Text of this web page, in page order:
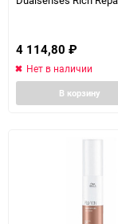
4 114,80 ₽
Нет в наличии
В корзину